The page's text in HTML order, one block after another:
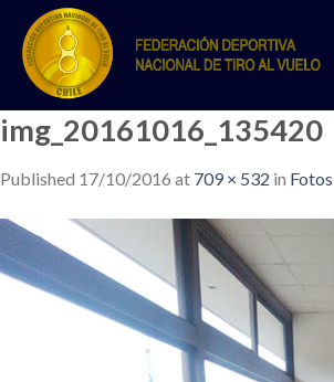
content
img_20161016_135420
Published 17/10/2016 at 709 × 532 in